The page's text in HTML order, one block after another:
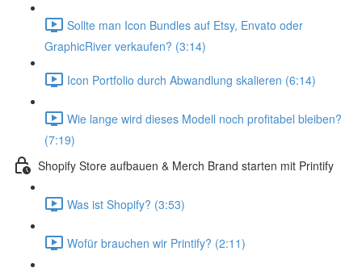
Sollte man Icon Bundles auf Etsy, Envato oder
GraphicRiver verkaufen? (3:14)
Icon Portfolio durch Abwandlung skalieren (6:14)
Wie lange wird dieses Modell noch profitabel bleiben?
(7:19)
Shopify Store aufbauen & Merch Brand starten mit Printify
Was ist Shopify? (3:53)
Wofür brauchen wir Printify? (2:11)